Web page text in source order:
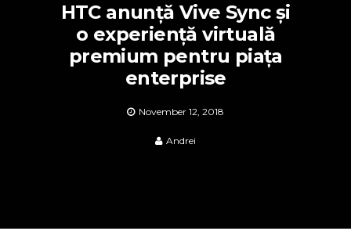
HTC anunță Vive Sync și
o experiență virtuală
premium pentru piața
enterprise
November 12, 2018
Andrei